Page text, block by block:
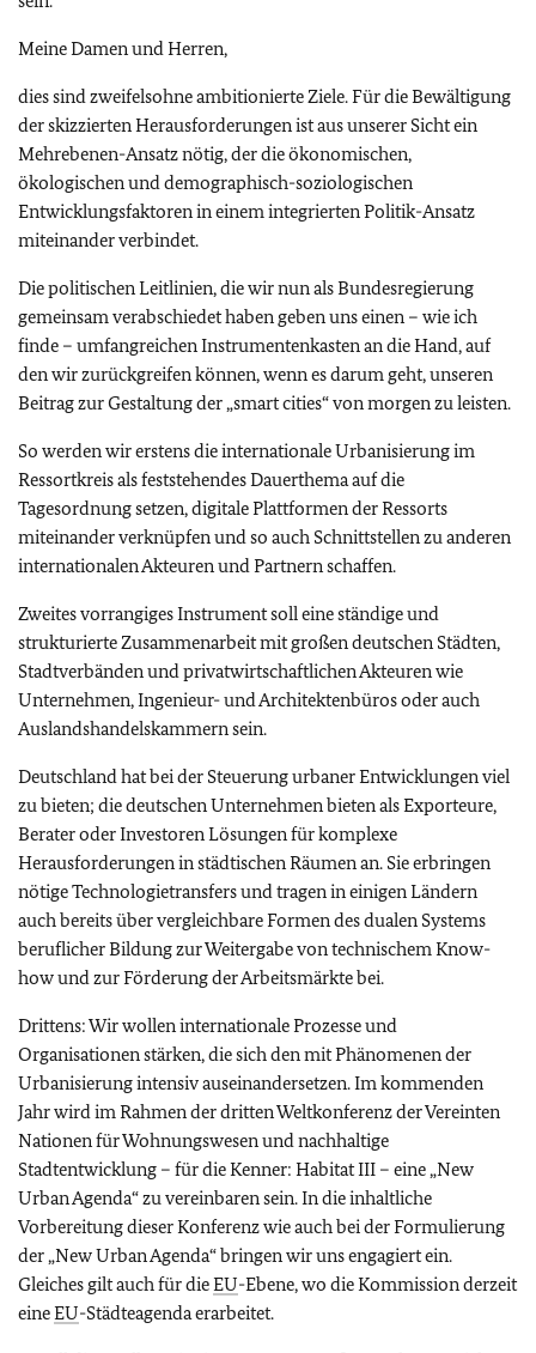
Meine Damen und Herren,
dies sind zweifelsohne ambitionierte Ziele. Für die Bewältigung
der skizzierten Herausforderungen ist aus unserer Sicht ein
Mehrebenen-Ansatz nötig, der die ökonomischen,
ökologischen und demographisch-soziologischen
Entwicklungsfaktoren in einem integrierten Politik-Ansatz
miteinander verbindet.
Die politischen Leitlinien, die wir nun als Bundesregierung
gemeinsam verabschiedet haben geben uns einen – wie ich
finde – umfangreichen Instrumentenkasten an die Hand, auf
den wir zurückgreifen können, wenn es darum geht, unseren
Beitrag zur Gestaltung der „smart cities“ von morgen zu leisten.
So werden wir erstens die internationale Urbanisierung im
Ressortkreis als feststehendes Dauerthema auf die
Tagesordnung setzen, digitale Plattformen der Ressorts
miteinander verknüpfen und so auch Schnittstellen zu anderen
internationalen Akteuren und Partnern schaffen.
Zweites vorrangiges Instrument soll eine ständige und
strukturierte Zusammenarbeit mit großen deutschen Städten,
Stadtverbänden und privatwirtschaftlichen Akteuren wie
Unternehmen, Ingenieur- und Architektenbüros oder auch
Auslandshandelskammern sein.
Deutschland hat bei der Steuerung urbaner Entwicklungen viel
zu bieten; die deutschen Unternehmen bieten als Exporteure,
Berater oder Investoren Lösungen für komplexe
Herausforderungen in städtischen Räumen an. Sie erbringen
nötige Technologietransfers und tragen in einigen Ländern
auch bereits über vergleichbare Formen des dualen Systems
beruflicher Bildung zur Weitergabe von technischem Know-
how und zur Förderung der Arbeitsmärkte bei.
Drittens: Wir wollen internationale Prozesse und
Organisationen stärken, die sich den mit Phänomenen der
Urbanisierung intensiv auseinandersetzen. Im kommenden
Jahr wird im Rahmen der dritten Weltkonferenz der Vereinten
Nationen für Wohnungswesen und nachhaltige
Stadtentwicklung – für die Kenner: Habitat III – eine „New
Urban Agenda“ zu vereinbaren sein. In die inhaltliche
Vorbereitung dieser Konferenz wie auch bei der Formulierung
der „New Urban Agenda“ bringen wir uns engagiert ein.
Gleiches gilt auch für dieEU-Ebene, wo die Kommission derzeit
eineEU-Städteagenda erarbeitet.